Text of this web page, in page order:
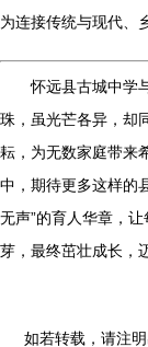
为连接传统与现代、
怀远县古城中学
珠，虽光芒各异，却
耘，为无数家庭带来
中，期待更多这样的
无声”的育人华章，
芽，最终茁壮成长，
如若转载，请注